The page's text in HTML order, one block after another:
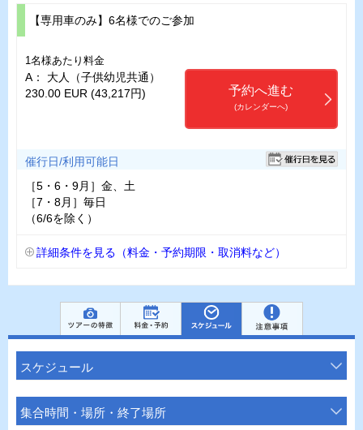
【専用車のみ】6名様でのご参加
1名様あたり料金
A： 大人（子供幼児共通）
230.00 EUR (43,217円)
予約へ進む
(カレンダーへ)
催行日/利用可能日
［5・6・9月］金、土
［7・8月］毎日
（6/6を除く）
詳細条件を見る（料金・予約期限・取消料など）
スケジュール
集合時間・場所・終了場所